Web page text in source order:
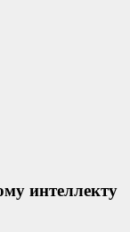
интеллекту